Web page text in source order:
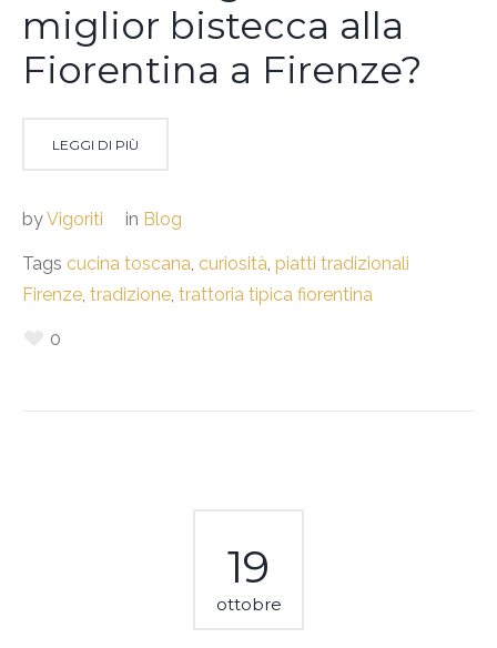
miglior bistecca alla
Fiorentina a Firenze?
LEGGI DI PIÙ
byVigoriti in Blog
Tags cucina toscana, curiosità, piatti tradizionali
Firenze, tradizione, trattoria tipica fiorentina
0
19
ottobre